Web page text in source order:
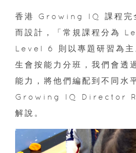
香港 Growing IQ 課程完
而設計，「常規課程分為
Level 6 則以專題研習為主
生會按能力分班，我們會透
能力，將他們編配到不同水
Growing IQ Director
解說。